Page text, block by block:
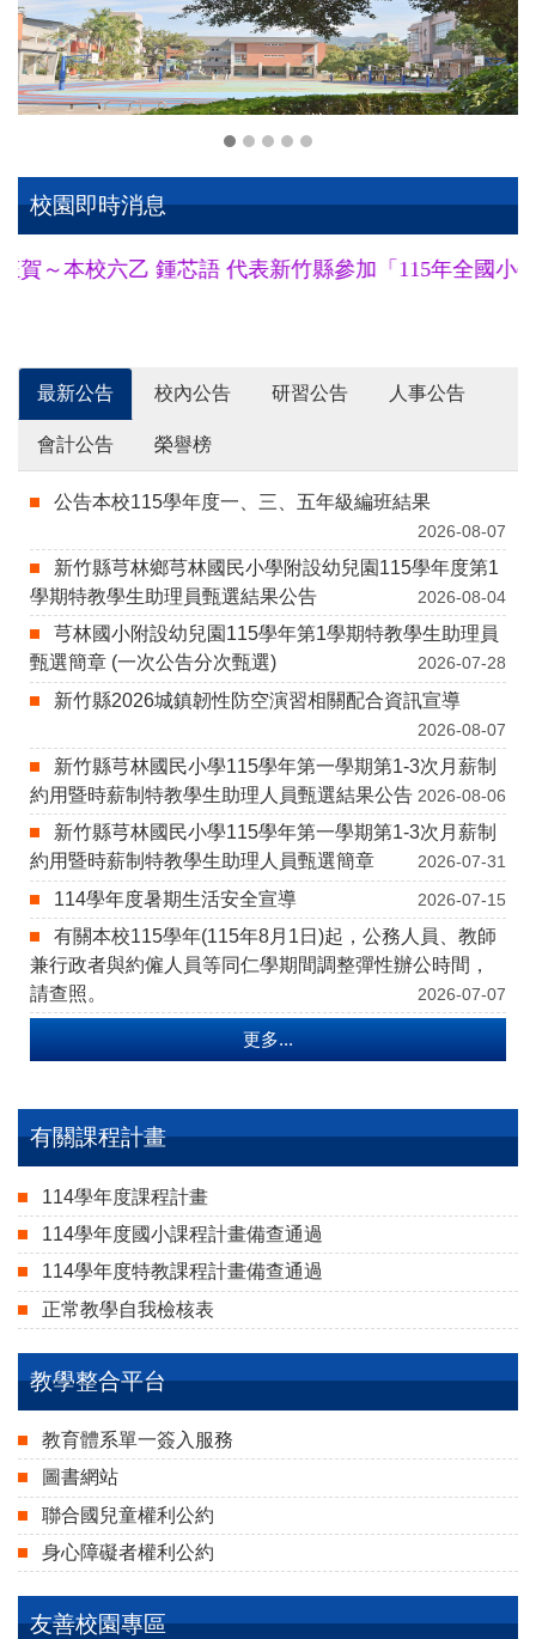
校園即時消息
本校六乙 鍾芯語 代表新竹縣參加「115年全國小學
最新公告 校內公告 研習公告 人事公告
會計公告 榮譽榜
公告本校115學年度一、三、五年級編班結果
2026-08-07
新竹縣芎林鄉芎林國民小學附設幼兒園115學年度第1
學期特教學生助理員甄選結果公告
2026-08-04
芎林國小附設幼兒園115學年第1學期特教學生助理員
甄選簡章 (一次公告分次甄選)
2026-07-28
新竹縣2026城鎮韌性防空演習相關配合資訊宣導
2026-08-07
新竹縣芎林國民小學115學年第一學期第1-3次月薪制
約用暨時薪制特教學生助理人員甄選結果公告 2026-08-06
新竹縣芎林國民小學115學年第一學期第1-3次月薪制
約用暨時薪制特教學生助理人員甄選簡章
2026-07-31
114學年度暑期生活安全宣導 2026-07-15
有關本校115學年(115年8月1日)起，公務人員、教師
兼行政者與約僱人員等同仁學期間調整彈性辦公時間，
請查照。
2026-07-07
更多...
有關課程計畫
114學年度課程計畫
114學年度國小課程計畫備查通過
114學年度特教課程計畫備查通過
正常教學自我檢核表
教學整合平台
教育體系單一簽入服務
圖書網站
聯合國兒童權利公約
身心障礙者權利公約
友善校園專區